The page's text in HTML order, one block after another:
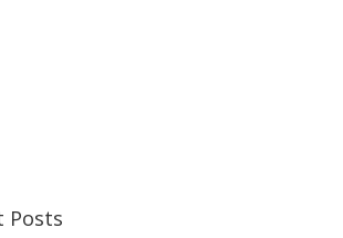
Posts